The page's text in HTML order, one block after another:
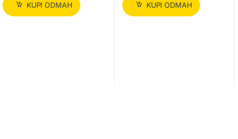
KUPI ODMAH KUPI ODMAH